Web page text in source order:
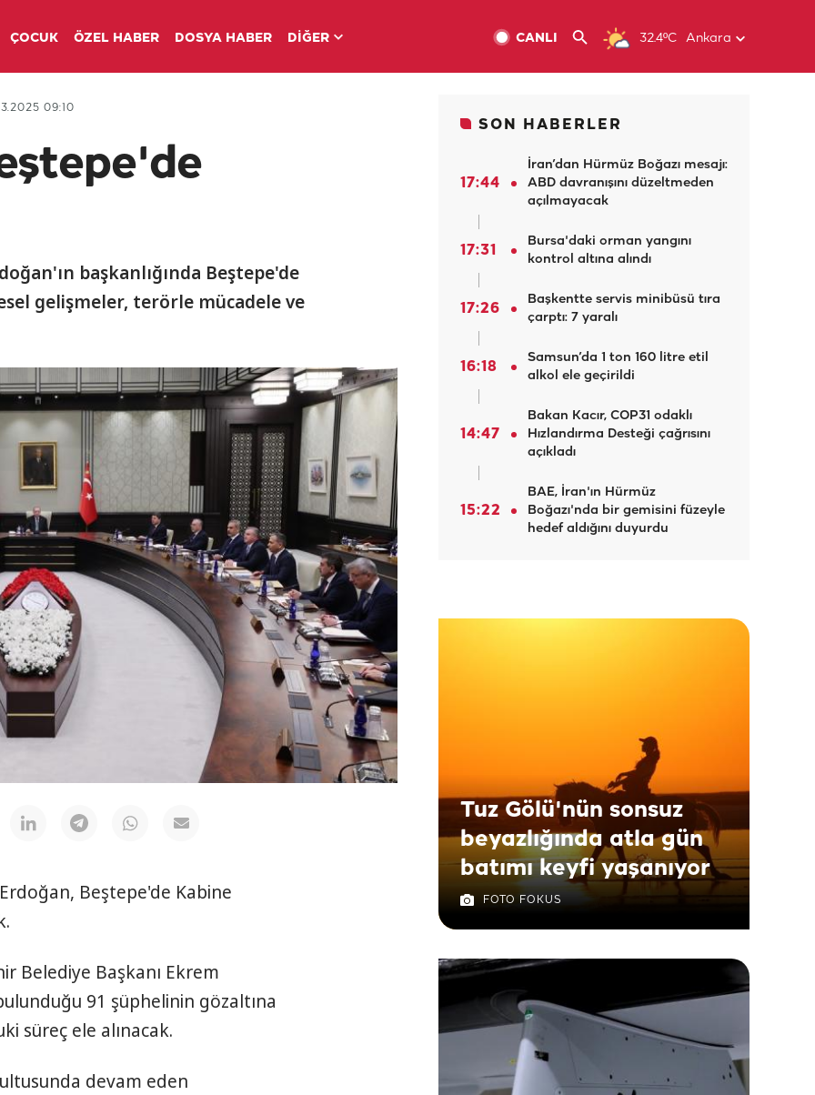
ÇOCUK ÖZEL HABER DOSYA HABER DİĞER 32.4ºC Ankara
CANLI
09:10
başkanlığında Beştepe'de
gelişmeler, terörle mücadele ve
Beştepe'de Kabine
Belediye Başkanı Ekrem
91 şüphelinin gözaltına
süreç ele alınacak.
devam eden
SON HABERLER
17:44
İran’dan Hürmüz Boğazı mesajı:
ABD davranışını düzeltmeden
açılmayacak
17:31
Bursa'daki orman yangını
kontrol altına alındı
17:26
Başkentte servis minibüsü tıra
çarptı: 7 yaralı
16:18
Samsun’da 1 ton 160 litre etil
alkol ele geçirildi
14:47
Bakan Kacır, COP31 odaklı
Hızlandırma Desteği çağrısını
açıkladı
15:22
BAE, İran'ın Hürmüz
Boğazı'nda bir gemisini füzeyle
hedef aldığını duyurdu
Tuz Gölü'nün sonsuz
beyazlığında atla gün
batımı keyfi yaşanıyor
FOTO FOKUS